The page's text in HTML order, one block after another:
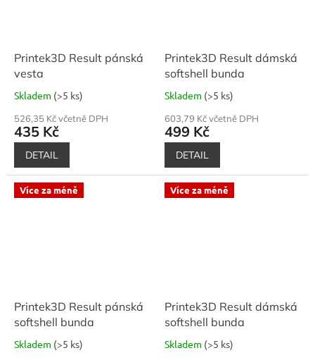
Printek3D Result pánská
vesta
Skladem (>5 ks)
526,35 Kč včetně DPH
435 Kč
DETAIL
Printek3D Result dámská
softshell bunda
Skladem (>5 ks)
603,79 Kč včetně DPH
499 Kč
DETAIL
Více za méně
Printek3D Result pánská
softshell bunda
Skladem (>5 ks)
Více za méně
Printek3D Result dámská
softshell bunda
Skladem (>5 ks)